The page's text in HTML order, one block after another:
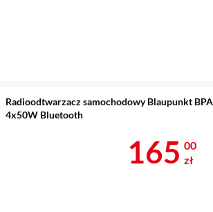
Radioodtwarzacz samochodowy Blaupunkt
4x50W Bluetooth
Cena
165 00
zł